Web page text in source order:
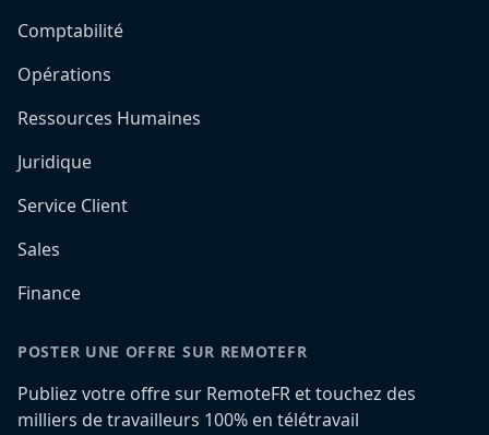
Comptabilité
Opérations
Ressources Humaines
Juridique
Service Client
Sales
Finance
POSTER UNE OFFRE SUR REMOTEFR
Publiez votre offre sur RemoteFR et touchez des
milliers de travailleurs 100% en télétravail